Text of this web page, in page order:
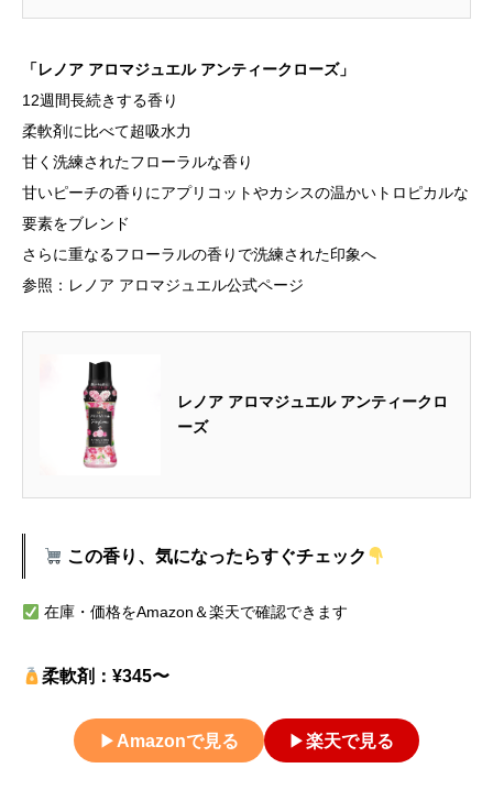
「レノア アロマジュエル アンティークローズ」
12週間長続きする香り
柔軟剤に比べて超吸水力
甘く洗練されたフローラルな香り
甘いピーチの香りにアプリコットやカシスの温かいトロピカルな
要素をブレンド
さらに重なるフローラルの香りで洗練された印象へ
参照：レノア アロマジュエル公式ページ
レノア アロマジュエル アンティークロ
ーズ
この香り、気になったらすぐチェック
在庫・価格をAmazon＆楽天で確認できます
柔軟剤：¥345〜
▶ Amazonで見る ▶楽天で見る